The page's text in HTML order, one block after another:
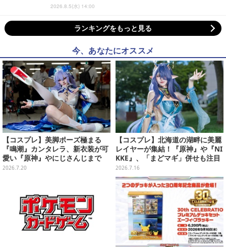
2026.8.5(水) 14:00
ランキングをもっと見る
今、あなたにオススメ
【コスプレ】美脚ポーズ極まる
『鳴潮』カンタレラ、新衣装が可
愛い『原神』やにじさんじまで
「アコスタ池袋」美麗レイヤー11
2026.7.20
【コスプレ】北海道の湖畔に美麗
レイヤーが集結！『原神』や『NI
KKE』、「まどマギ」併せも注目
の美女たち11選【写真51枚】
2026.7.16